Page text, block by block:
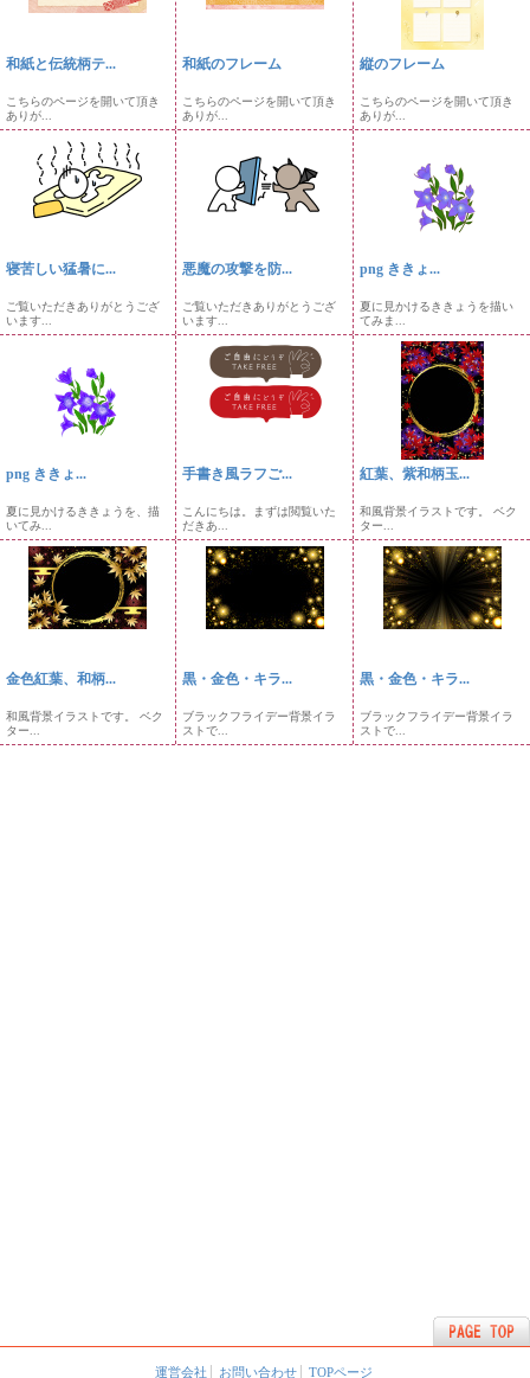
和紙と伝統柄テ...
こちらのページを開いて頂き
ありが...
和紙のフレーム
こちらのページを開いて頂き
ありが...
縦のフレーム
こちらのページを開いて頂き
ありが...
寝苦しい猛暑に...
ご覧いただきありがとうござ
います...
悪魔の攻撃を防...
ご覧いただきありがとうござ
います...
png ききょ...
夏に見かけるききょうを描い
てみま...
png ききょ...
夏に見かけるききょうを、描
いてみ...
手書き風ラフご...
こんにちは。まずは閲覧いた
だきあ...
紅葉、紫和柄玉...
和風背景イラストです。 ベク
ター...
金色紅葉、和柄...
和風背景イラストです。 ベク
ター...
黒・金色・キラ...
ブラックフライデー背景イラ
ストで...
黒・金色・キラ...
ブラックフライデー背景イラ
ストで...
運営会社 お問い合わせ TOPページ